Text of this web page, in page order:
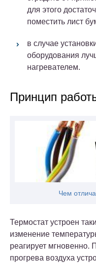
для этого
поместить лист
в случае
оборудования
нагревателем.
Принцип
Чем
Термостат устроен
изменение
реагирует мгновенно.
прогрева воздуха